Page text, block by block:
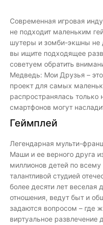
Современная игровая
не подходит маленьким
шутеры и зомби-экшны не
вы ищите подходящее
советуем обратить
Медведь: Мои Друзья –
проект для самых
распространялась
смартфонов могут
Геймплей
Легендарная мульти-
Маши и ее верного друга
миллионов детей по
талантливой студией
более десяти лет
отношения, ведут быт и
задаются вопросом – где
виртуальное